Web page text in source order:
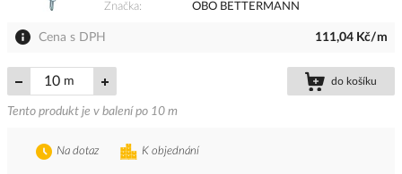
Značka
OBO BETTERMANN
Cena s DPH 111,04 Kč/m
m do košíku
Tento produkt je v balení po 10 m
K objednání
Na dotaz